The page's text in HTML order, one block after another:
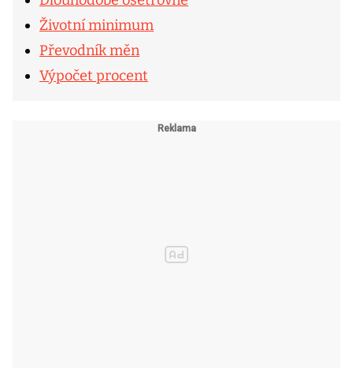
Životní minimum
Převodník měn
Výpočet procent